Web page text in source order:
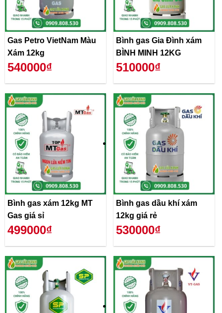
Gas Petro VietNam Màu
Xám 12kg
540000₫
Bình gas Gia Đình xám
BÌNH MINH 12KG
510000₫
Bình gas xám 12kg MT
Gas giá sỉ
499000₫
Bình gas dầu khí xám
12kg giá rẻ
530000₫